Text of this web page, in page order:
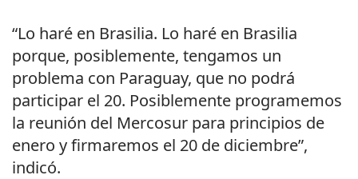
“Lo haré en Brasilia. Lo haré en Brasilia
porque, posiblemente, tengamos un
problema con Paraguay, que no podrá
participar el 20. Posiblemente programemos
la reunión del Mercosur para principios de
enero y firmaremos el 20 de diciembre”,
indicó.